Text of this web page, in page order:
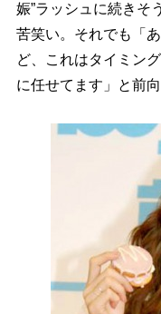
娠”ラッシュに続きそ
苦笑い。それでも「
ど、これはタイミン
に任せてます」と前向